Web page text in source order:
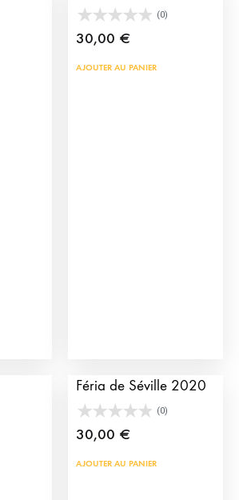
(0)
30,00 €
AJOUTER AU PANIER
Féria de Séville 2020
(0)
30,00 €
AJOUTER AU PANIER